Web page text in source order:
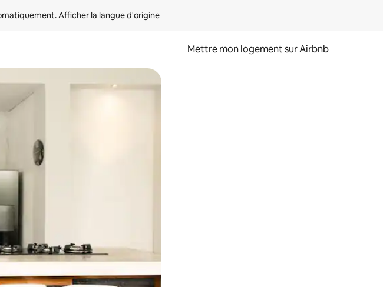
Afficher la langue d'origine
Mettre mon logement sur Airbnb
ou en appuyant et en faisant glisser.